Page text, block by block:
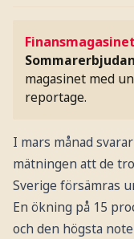
Finansmagasinet
magasinet med
reportage.
I mars månad
mätningen att de
Sverige försämras
En ökning på 15
och den högsta